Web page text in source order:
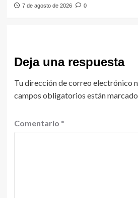
7 de agosto de 2026 0
Deja una respuesta
Tu dirección de correo electrónico
campos obligatorios están
Comentario *